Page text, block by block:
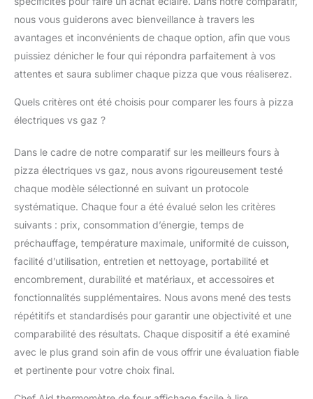
nous vous guiderons avec bienveillance à travers les
avantages et inconvénients de chaque option, afin que vous
puissiez dénicher le four qui répondra parfaitement à vos
attentes et saura sublimer chaque pizza que vous réaliserez.
Quels critères ont été choisis pour comparer les fours à pizza
électriques vs gaz ?
Dans le cadre de notre comparatif sur les meilleurs fours à
pizza électriques vs gaz, nous avons rigoureusement testé
chaque modèle sélectionné en suivant un protocole
systématique. Chaque four a été évalué selon les critères
suivants : prix, consommation d’énergie, temps de
préchauffage, température maximale, uniformité de cuisson,
facilité d’utilisation, entretien et nettoyage, portabilité et
encombrement, durabilité et matériaux, et accessoires et
fonctionnalités supplémentaires. Nous avons mené des tests
répétitifs et standardisés pour garantir une objectivité et une
comparabilité des résultats. Chaque dispositif a été examiné
avec le plus grand soin afin de vous offrir une évaluation fiable
et pertinente pour votre choix final.